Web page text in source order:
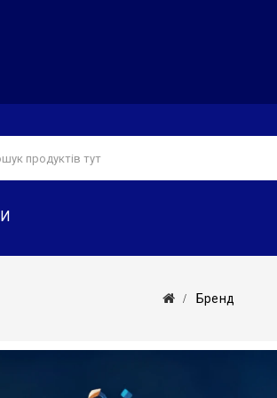
Бренд